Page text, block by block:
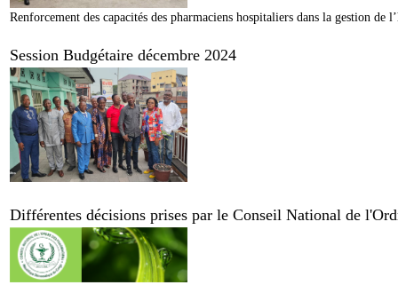
Renforcement des capacités des pharmaciens hospitaliers dans la gestion
Session Budgétaire décembre 2024
Différentes décisions prises par le Conseil National de